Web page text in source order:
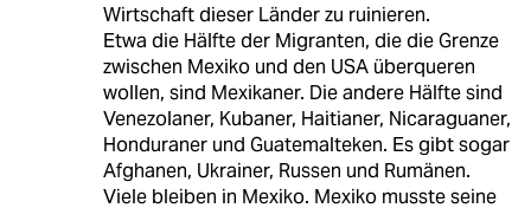
Wirtschaft dieser Länder zu ruinieren.
Etwa die Hälfte der Migranten, die die Grenze
zwischen Mexiko und den USA überqueren
wollen, sind Mexikaner. Die andere Hälfte sind
Venezolaner, Kubaner, Haitianer, Nicaraguaner,
Honduraner und Guatemalteken. Es gibt sogar
Afghanen, Ukrainer, Russen und Rumänen.
Viele bleiben in Mexiko. Mexiko musste seine